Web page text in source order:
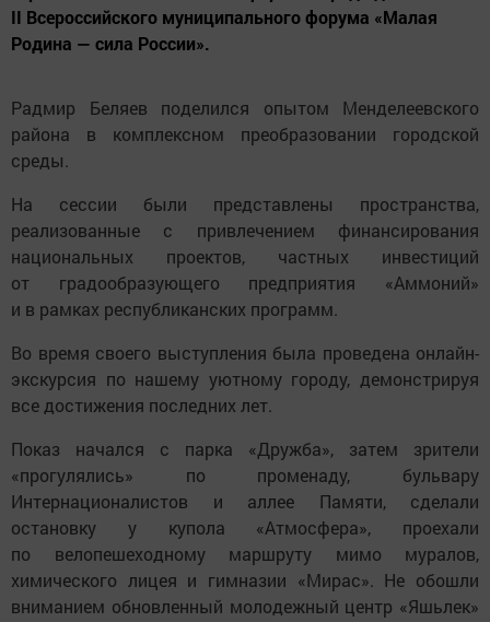
II Всероссийского муниципального форума «Малая
Родина — сила России».
Радмир Беляев поделился опытом Менделеевского
района в комплексном преобразовании городской
среды.
На сессии были представлены пространства,
реализованные с привлечением финансирования
национальных проектов, частных инвестиций
от градообразующего предприятия «Аммоний»
и в рамках республиканских программ.
Во время своего выступления была проведена онлайн-
экскурсия по нашему уютному городу, демонстрируя
все достижения последних лет.
Показ начался с парка «Дружба», затем зрители
«прогулялись» по променаду, бульвару
Интернационалистов и аллее Памяти, сделали
остановку у купола «Атмосфера», проехали
по велопешеходному маршруту мимо муралов,
химического лицея и гимназии «Мирас». Не обошли
вниманием обновленный молодежный центр «Яшьлек»